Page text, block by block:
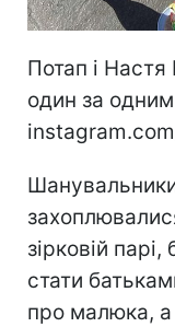
Потап і
один за одним
зірковій
стати
про малюка, а